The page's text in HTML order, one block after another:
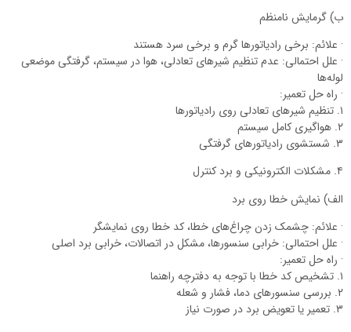
ب) گرمایش نامنظم
· علائم: برخی رادیاتورها گرم و برخی سرد هستند
· علل احتمالی: عدم تنظیم شیرهای تعادلی، هوا در سیستم، گرفتگی موضعی
لوله‌ها
· راه حل تعمیر:
۱. تنظیم شیرهای تعادلی روی رادیاتورها
۲. هواگیری کامل سیستم
۳. شستشوی رادیاتورهای گرفتگی
۴. مشکلات الکترونیکی و برد کنترل
الف) نمایش خطا روی برد
· علائم: چشمک زدن چراغ‌های خطا، کد خطا روی نمایشگر
· علل احتمالی: خرابی سنسورها، مشکل در اتصالات، خرابی برد اصلی
· راه حل تعمیر:
۱. تشخیص کد خطا با توجه به دفترچه راهنما
۲. بررسی سنسورهای دما، فشار و شعله
۳. تعمیر یا تعویض برد در صورت نیاز